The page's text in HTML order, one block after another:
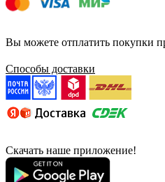
Вы можете отплатить покупки
Способы доставки
Скачать наше приложение!